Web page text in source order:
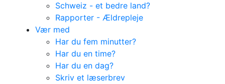
Schweiz - et bedre land?
Rapporter - Ældrepleje
Vær med
Har du fem minutter?
Har du en time?
Har du en dag?
Skriv et læserbrev